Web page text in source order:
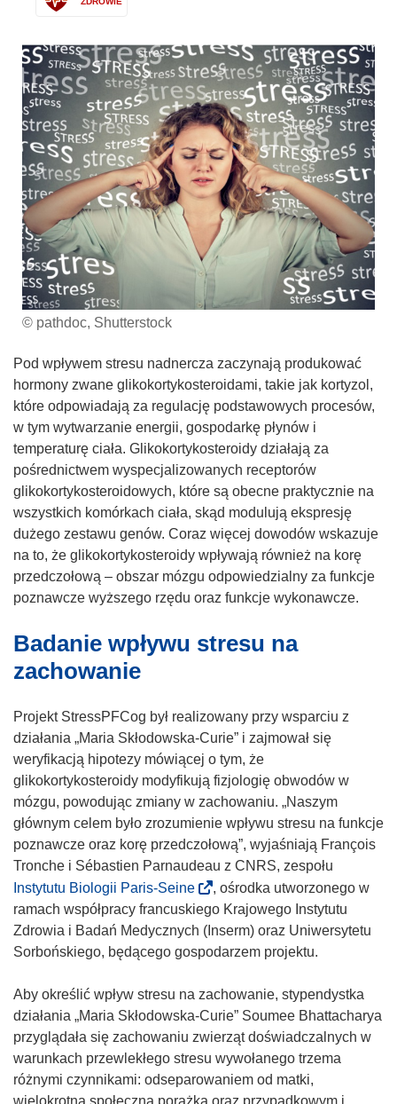
© pathdoc, Shutterstock
Pod wpływem stresu nadnercza zaczynają produkować
hormony zwane glikokortykosteroidami, takie jak kortyzol,
które odpowiadają za regulację podstawowych procesów,
w tym wytwarzanie energii, gospodarkę płynów i
temperaturę ciała. Glikokortykosteroidy działają za
pośrednictwem wyspecjalizowanych receptorów
glikokortykosteroidowych, które są obecne praktycznie na
wszystkich komórkach ciała, skąd modulują ekspresję
dużego zestawu genów. Coraz więcej dowodów wskazuje
na to, że glikokortykosteroidy wpływają również na korę
przedczołową – obszar mózgu odpowiedzialny za funkcje
poznawcze wyższego rzędu oraz funkcje wykonawcze.
Badanie wpływu stresu na
zachowanie
Projekt StressPFCog był realizowany przy wsparciu z
działania „Maria Skłodowska-Curie” i zajmował się
weryfikacją hipotezy mówiącej o tym, że
glikokortykosteroidy modyfikują fizjologię obwodów w
mózgu, powodując zmiany w zachowaniu. „Naszym
głównym celem było zrozumienie wpływu stresu na funkcje
poznawcze oraz korę przedczołową”, wyjaśniają François
Tronche i Sébastien Parnaudeau z CNRS, zespołu
Instytutu Biologii Paris-Seine(
o
d
n
ś
n
i
k
o
t
, ośrodka utworzonego w
ramach współpracy francuskiego Krajowego Instytutu
Zdrowia i Badań Medycznych (Inserm) oraz Uniwersytetu
Sorbońskiego, będącego gospodarzem projektu.
Aby określić wpływ stresu na zachowanie, stypendystka
działania „Maria Skłodowska-Curie” Soumee Bhattacharya
przyglądała się zachowaniu zwierząt doświadczalnych w
warunkach przewlekłego stresu wywołanego trzema
różnymi czynnikami: odseparowaniem od matki,
wielokrotną społeczną porażką oraz przypadkowym i